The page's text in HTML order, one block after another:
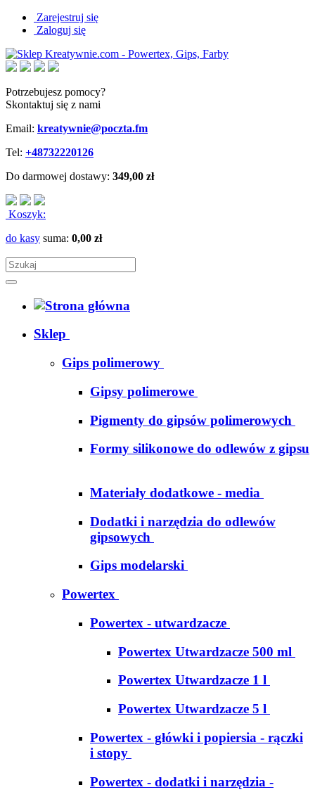
Zarejestruj się
Zaloguj się
Potrzebujesz pomocy?
Skontaktuj się z nami
Email: kreatywnie@poczta.fm
Tel: +48732220126
Do darmowej dostawy: 349,00 zł
Koszyk:
do kasy suma: 0,00 zł
Sklep
Gips polimerowy
Gipsy polimerowe
Pigmenty do gipsów polimerowych
Formy silikonowe do odlewów z gipsu
Materiały dodatkowe - media
Dodatki i narzędzia do odlewów
gipsowych
Gips modelarski
Powertex
Powertex - utwardzacze
Powertex Utwardzacze 500 ml
Powertex Utwardzacze 1 l
Powertex Utwardzacze 5 l
Powertex - główki i popiersia - rączki
i stopy
Powertex - dodatki i narzędzia -